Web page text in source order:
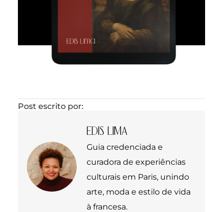
Post escrito por:
EDIS LIMA
Guia credenciada e
curadora de experiências
culturais em Paris, unindo
arte, moda e estilo de vida
à francesa.